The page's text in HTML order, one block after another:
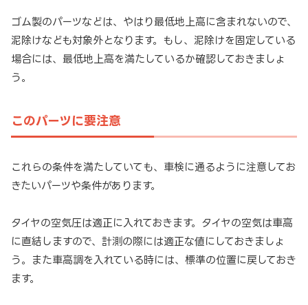
ゴム製のパーツなどは、やはり最低地上高に含まれないので、
泥除けなども対象外となります。もし、泥除けを固定している
場合には、最低地上高を満たしているか確認しておきましょ
う。
このパーツに要注意
これらの条件を満たしていても、車検に通るように注意してお
きたいパーツや条件があります。
タイヤの空気圧は適正に入れておきます。タイヤの空気は車高
に直結しますので、計測の際には適正な値にしておきましょ
う。また車高調を入れている時には、標準の位置に戻しておき
ます。